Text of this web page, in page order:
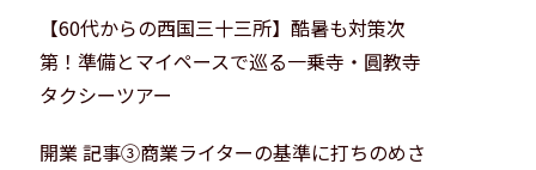
【60代からの西国三十三所】酷暑も対策次
第！準備とマイペースで巡る一乗寺・圓教寺
タクシーツアー
開業 記事③商業ライターの基準に打ちのめさ